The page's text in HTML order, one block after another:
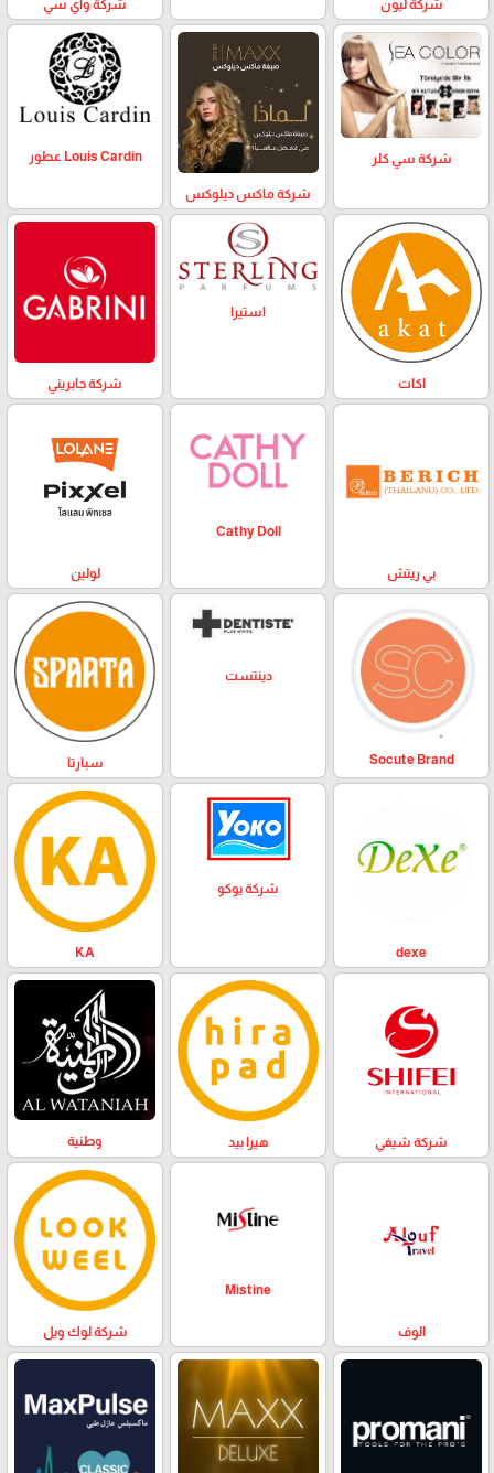
شركة ليون شركة واي سي
شركة سي كلر
شركة ماكس ديلوكس
Louis Cardin عطور
اكات
استيرا
شركة جابريني
بي ريتش
Cathy Doll
لولين
Socute Brand
دينتست
سبارتا
dexe
شركة يوكو
KA
شركة شيفي هيرا بيد وطنية
الوف
Mistine
شركة لوك ويل